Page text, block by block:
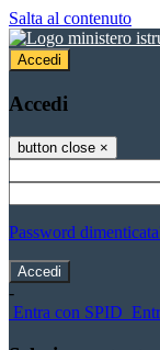
Salta al contenuto
Accedi
Accedi
button close ×
Password
-
Entra con SPID